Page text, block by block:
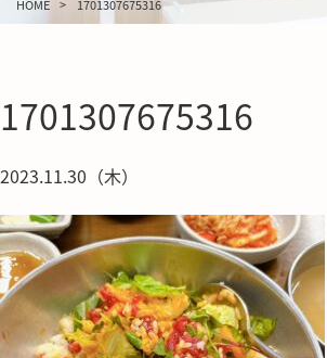
HOME 1701307675316
1701307675316
2023.11.30（木）